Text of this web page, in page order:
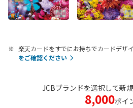
楽天カードをすでにお持ちでカードデザ
をご確認ください
JCBブランドを選択して新
8,000ポイ